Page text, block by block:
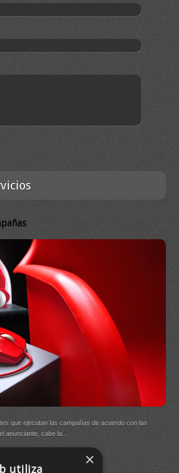
que ejecutan las campañas de acuerdo con las
anunciante, cabe la…
×
utiliza